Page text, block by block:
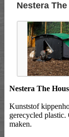
Nestera
Nestera The
Kunststof
gerecycled
maken.